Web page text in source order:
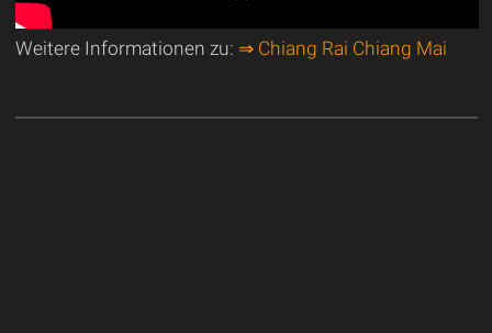
Weitere Informationen zu: ⇒ Chiang Rai Chiang Mai